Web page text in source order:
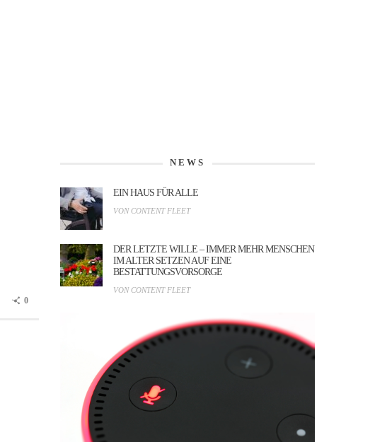
0
NEWS
EIN HAUS FÜR ALLE
VON CONTENT FLEET
DER LETZTE WILLE – IMMER MEHR MENSCHEN
IM ALTER SETZEN AUF EINE
BESTATTUNGSVORSORGE
VON CONTENT FLEET